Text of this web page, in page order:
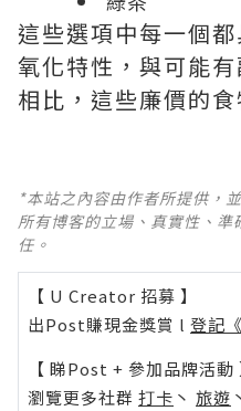
這些選項中每一個
氧化特性，與可能
相比，這些廉價的食
*本站之內容由作者所提供，
所有博客的立場、真實性、
任。
【 U Creator 招募 】
出Post賺現金獎賞 l 登記
【 睇Post + 參加品牌活動
瀏覽更多社群 打卡 丶 旅遊